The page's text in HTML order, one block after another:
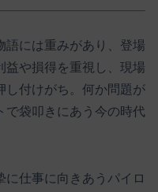
語には重みがあり、登場
益や損得を重視し、現場
し付けがち。何か問題が
で袋叩きにあう今の時代
に仕事に向きあうパイロ